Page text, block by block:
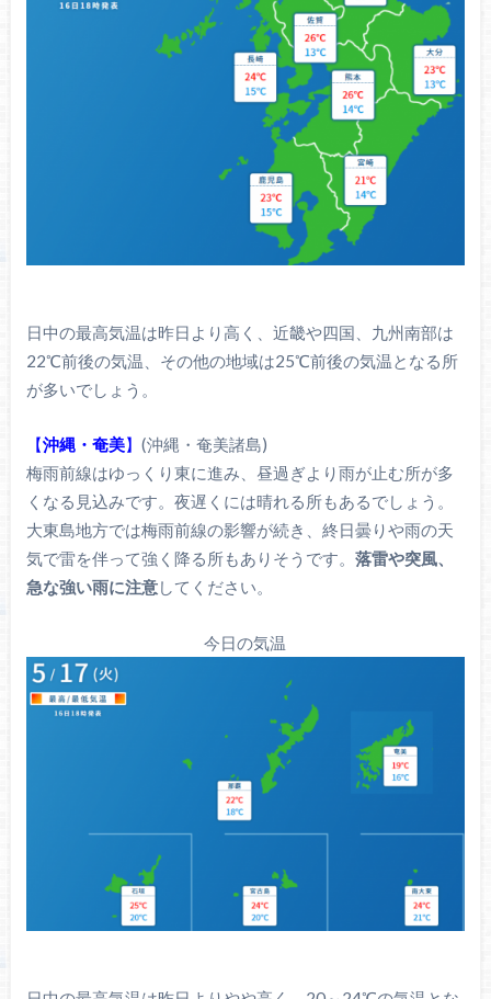
日中の最高気温は昨日より高く、近畿や四国、九州南部は
22℃前後の気温、その他の地域は25℃前後の気温となる所
が多いでしょう。
【沖縄・奄美】 (沖縄・奄美諸島)
梅雨前線はゆっくり東に進み、昼過ぎより雨が止む所が多
くなる見込みです。夜遅くには晴れる所もあるでしょう。
大東島地方では梅雨前線の影響が続き、終日曇りや雨の天
気で雷を伴って強く降る所もありそうです。 落雷や突風、
急な強い雨に注意してください。
今日の気温